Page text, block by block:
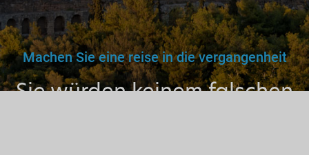
Machen Sie eine reise in die vergangenheit
Sie würden keinem falschen